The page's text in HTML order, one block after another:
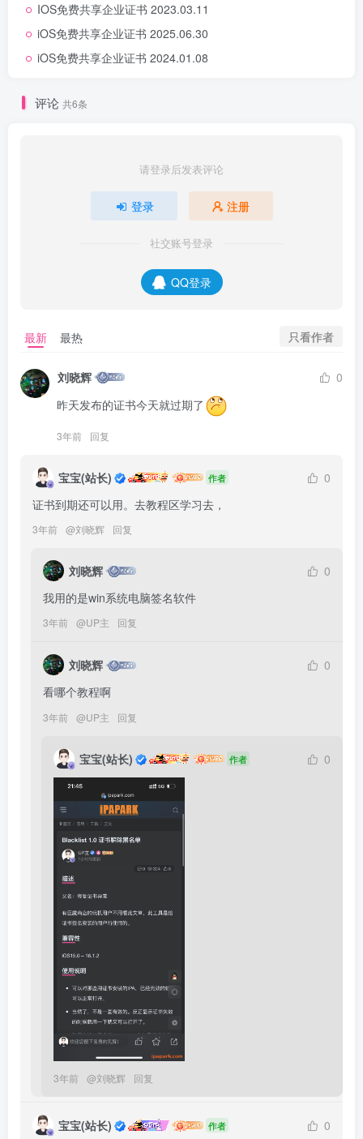
IOS免费共享企业证书 2023.03.11
iOS免费共享企业证书 2025.06.30
iOS免费共享企业证书 2024.01.08
评论 共6条
请登录后发表评论
登录 注册
社交账号登录
QQ登录
最新 最热 只看作者
刘晓辉
0
昨天发布的证书今天就过期了
3年前 回复
宝宝(站长) 作者
0
证书到期还可以用。去教程区学习去，
3年前 @刘晓辉 回复
刘晓辉
0
我用的是win系统电脑签名软件
3年前 @UP主 回复
刘晓辉
0
看哪个教程啊
3年前 @UP主 回复
宝宝(站长) 作者 0
3年前 @刘晓辉 回复
宝宝(站长) 作者 0